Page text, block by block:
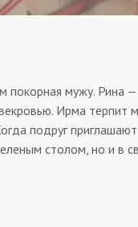
покорная мужу. Рина
Ирма терпит
подруг
столом, но и в